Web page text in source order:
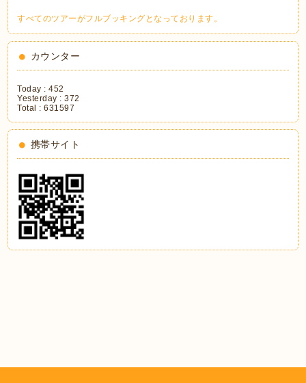
すべてのツアーがフルブッキングとなっております。
カウンター
Today :452
Yesterday :372
Total :631597
携帯サイト